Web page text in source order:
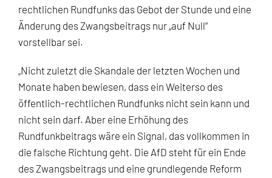
rechtlichen Rundfunks das Gebot der Stunde und eine
Änderung des Zwangsbeitrags nur „auf Null“
vorstellbar sei.
„Nicht zuletzt die Skandale der letzten Wochen und
Monate haben bewiesen, dass ein Weiterso des
öffentlich-rechtlichen Rundfunks nicht sein kann und
nicht sein darf. Aber eine Erhöhung des
Rundfunkbeitrags wäre ein Signal, das vollkommen in
die falsche Richtung geht. Die AfD steht für ein Ende
des Zwangsbeitrags und eine grundlegende Reform